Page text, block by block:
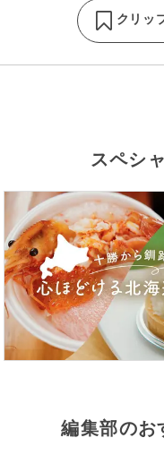
クリッ
スペシ
編集部のお